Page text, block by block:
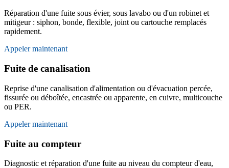
Réparation d'une fuite sous évier, sous lavabo ou d'un robinet et
mitigeur : siphon, bonde, flexible, joint ou cartouche remplacés
rapidement.
Appeler maintenant
Fuite de canalisation
Reprise d'une canalisation d'alimentation ou d'évacuation percée,
fissurée ou déboîtée, encastrée ou apparente, en cuivre, multicouche
ou PER.
Appeler maintenant
Fuite au compteur
Diagnostic et réparation d'une fuite au niveau du compteur d'eau,